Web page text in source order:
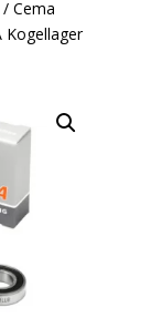
/ Cema
Kogellager